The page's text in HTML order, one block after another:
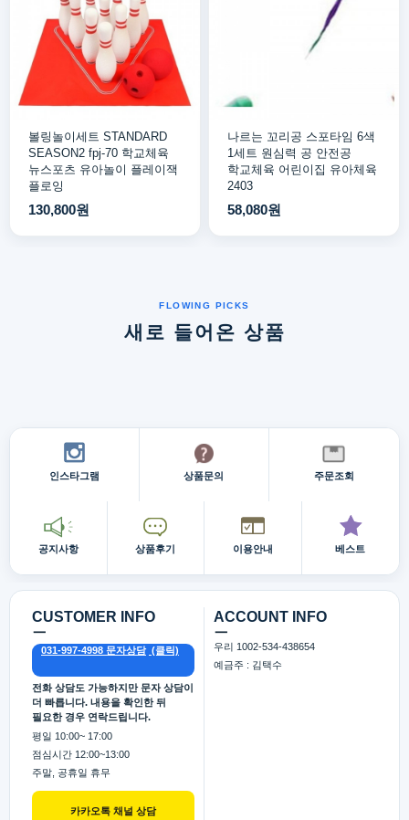
볼링놀이세트 STANDARD
SEASON2 fpj-70 학교체육
뉴스포츠 유아놀이 플레이잭
플로잉
130,800원
나르는 꼬리공 스포타임 6색
1세트 원심력 공 안전공
학교체육 어린이집 유아체육
2403
58,080원
새로 들어온 상품
인스타그램 상품문의 주문조회
공지사항 상품후기 이용안내 베스트
CUSTOMER INFO
카카오톡 채널 상담
ㅡ
031-997-4998 문자상담
전화 상담도 가능하지만 문자 상담이
더 빠릅니다. 내용을 확인한 뒤
필요한 경우 연락드립니다.
평일 10:00~ 17:00
점심시간 12:00~13:00
주말, 공휴일 휴무
ACCOUNT INFO
ㅡ
우리 1002-534-438654
예금주 : 김택수